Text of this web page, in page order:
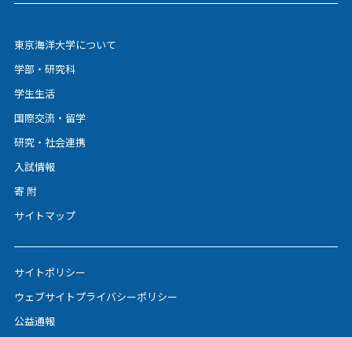
東京海洋大学について
学部・研究科
学生生活
国際交流・留学
研究・社会連携
入試情報
寄 附
サイトマップ
サイトポリシー
ウェブサイトプライバシーポリシー
公益通報